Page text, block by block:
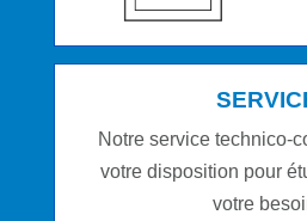
Notre service technico-
votre disposition pour
votre